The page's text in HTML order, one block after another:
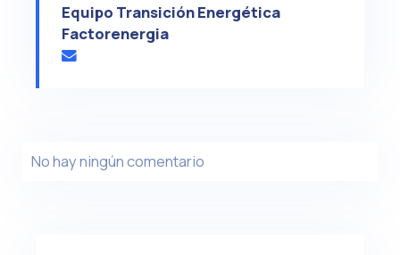
Equipo Transición Energética
Factorenergia
No hay ningún comentario